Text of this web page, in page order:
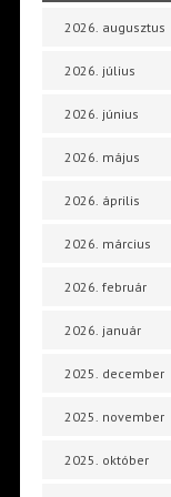
2026. augusztus
2026. július
2026. június
2026. május
2026. április
2026. március
2026. február
2026. január
2025. december
2025. november
2025. október